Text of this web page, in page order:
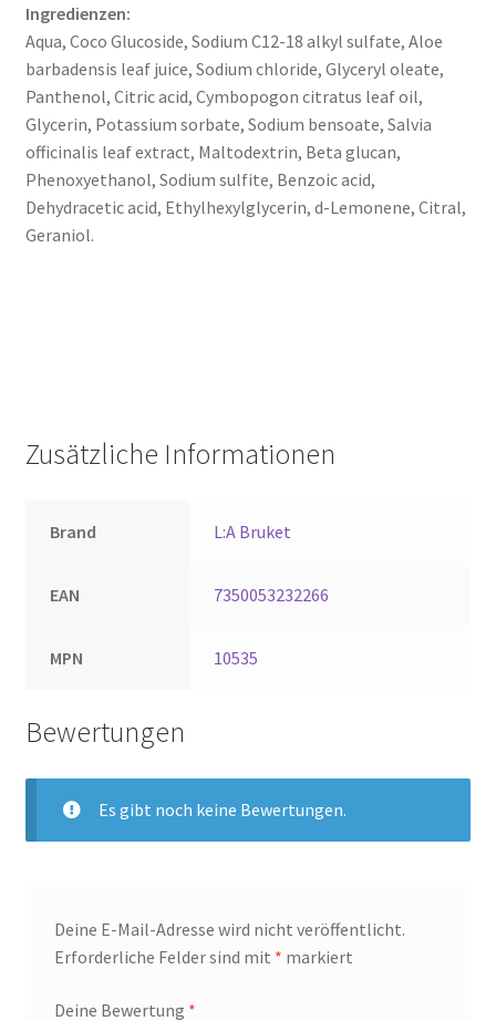
Ingredienzen:
Aqua, Coco Glucoside, Sodium C12-18 alkyl sulfate, Aloe
barbadensis leaf juice, Sodium chloride, Glyceryl oleate,
Panthenol, Citric acid, Cymbopogon citratus leaf oil,
Glycerin, Potassium sorbate, Sodium bensoate, Salvia
officinalis leaf extract, Maltodextrin, Beta glucan,
Phenoxyethanol, Sodium sulfite, Benzoic acid,
Dehydracetic acid, Ethylhexylglycerin, d-Lemonene, Citral,
Geraniol.
Zusätzliche Informationen
Brand L:A Bruket
EAN 7350053232266
MPN 10535
Bewertungen
Es gibt noch keine Bewertungen.
Deine E-Mail-Adresse wird nicht veröffentlicht.
Erforderliche Felder sind mit * markiert
Deine Bewertung *